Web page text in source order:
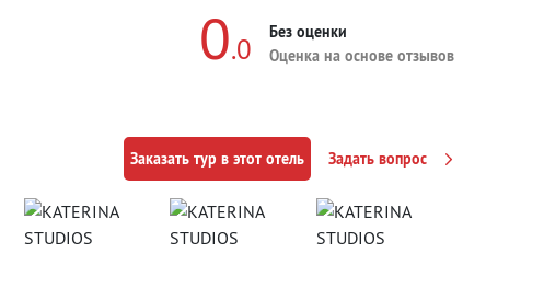
0.0
Без оценки
Оценка на основе отзывов
Заказать тур в этот отель Задать вопрос